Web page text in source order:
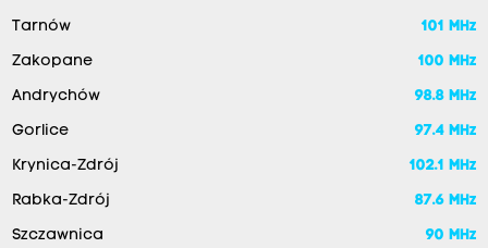
Tarnów 101 MHz
Zakopane 100 MHz
Andrychów 98.8 MHz
Gorlice 97.4 MHz
Krynica-Zdrój 102.1 MHz
Rabka-Zdrój 87.6 MHz
Szczawnica 90 MHz